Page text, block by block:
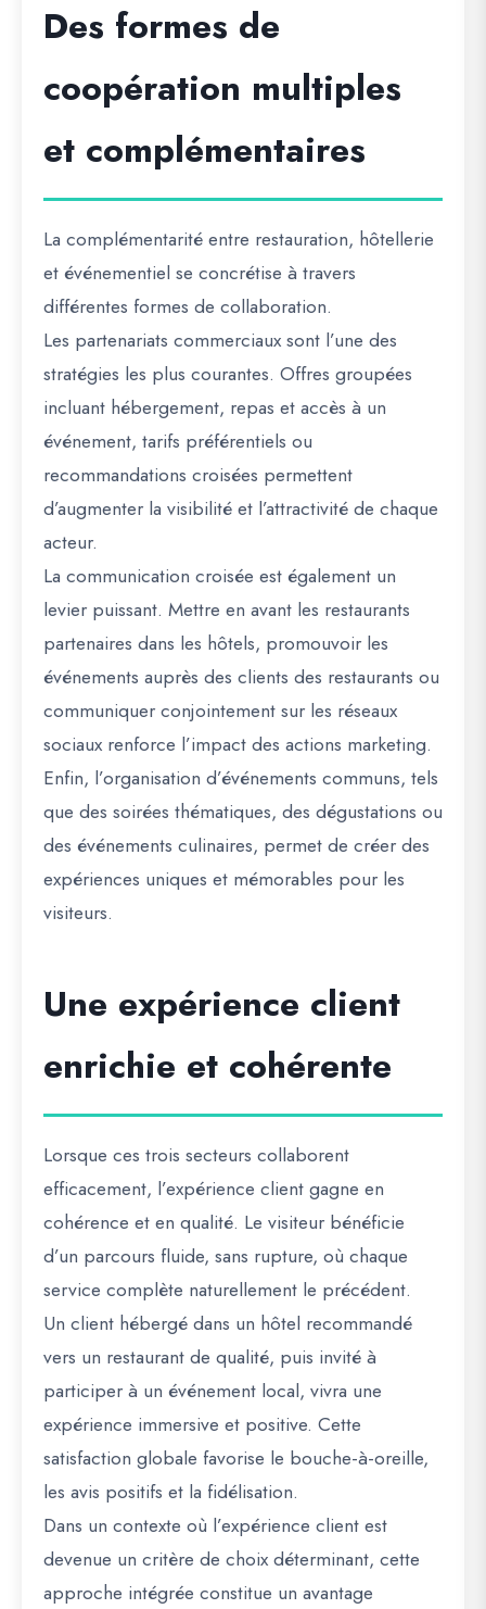
Des formes de
coopération multiples
et complémentaires
La complémentarité entre restauration, hôtellerie
et événementiel se concrétise à travers
différentes formes de collaboration.
Les partenariats commerciaux sont l’une des
stratégies les plus courantes. Offres groupées
incluant hébergement, repas et accès à un
événement, tarifs préférentiels ou
recommandations croisées permettent
d’augmenter la visibilité et l’attractivité de chaque
acteur.
La communication croisée est également un
levier puissant. Mettre en avant les restaurants
partenaires dans les hôtels, promouvoir les
événements auprès des clients des restaurants ou
communiquer conjointement sur les réseaux
sociaux renforce l’impact des actions marketing.
Enfin, l’organisation d’événements communs, tels
que des soirées thématiques, des dégustations ou
des événements culinaires, permet de créer des
expériences uniques et mémorables pour les
visiteurs.
Une expérience client
enrichie et cohérente
Lorsque ces trois secteurs collaborent
efficacement, l’expérience client gagne en
cohérence et en qualité. Le visiteur bénéficie
d’un parcours fluide, sans rupture, où chaque
service complète naturellement le précédent.
Un client hébergé dans un hôtel recommandé
vers un restaurant de qualité, puis invité à
participer à un événement local, vivra une
expérience immersive et positive. Cette
satisfaction globale favorise le bouche-à-oreille,
les avis positifs et la fidélisation.
Dans un contexte où l’expérience client est
devenue un critère de choix déterminant, cette
approche intégrée constitue un avantage